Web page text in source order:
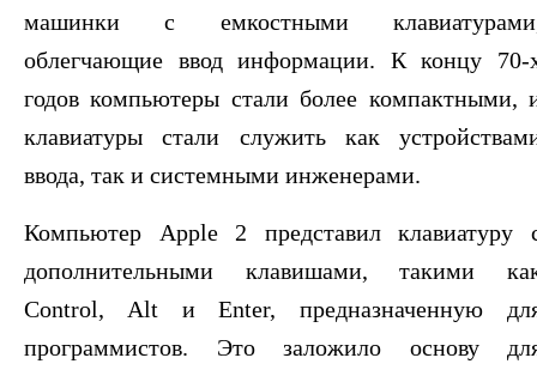
машинки с емкостными
облегчающие ввод информации. К концу 70-
годов компьютеры стали более компактными,
клавиатуры стали служить как
ввода, так и системными инженерами.
Компьютер Apple 2 представил клавиатуру
дополнительными клавишами, такими
Control, Alt и Enter, предназначенную
программистов. Это заложило основу